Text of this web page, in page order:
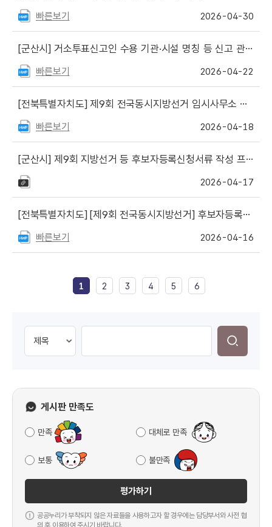
빠른보기 2026-04-30
[군산시] 거소투표신고인 수용 기관·시설 명칭 등 신고 관련 서식(3종)
빠른보기 2026-04-22
[전북특별자치도] 제9회 전국동시지방선거 임시사무소 설치 현황
빠른보기 2026-04-18
[군산시] 제9회 지방선거 등 후보자등록신청서류 작성 프로그램 재수정 게시(V.7.07)
2026-04-17
[전북특별자치도] [제9회 전국동시지방선거] 후보자등록신청서류작성 프로그램(버전 7.07) 및 사용자설명서 재게시
빠른보기 2026-04-16
1 2 3 4 5 6
게시판 만족도
만족 대체로 만족
보통 불만족
평가하기
공공누리가 부착되지 않은 자료들을 사용하고자 할 경우에는 담당부서와 사전 협
의 후 이용하여 주시기 바랍니다.